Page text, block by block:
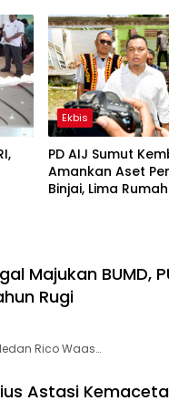
Ekbis
PD AIJ Sumut
Amankan Aset
Binjai, Lima
Majukan BUMD,
Rugi
Rico Waas…
Astasi